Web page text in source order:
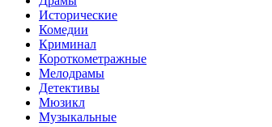
Исторические
Комедии
Криминал
Короткометражные
Мелодрамы
Детективы
Мюзикл
Музыкальные